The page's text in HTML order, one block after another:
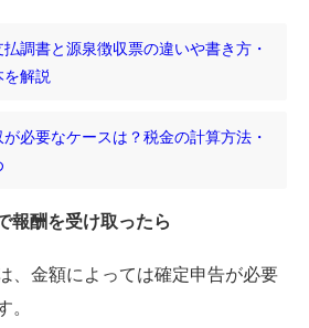
調書と源泉徴収票の違いや書き方・
解説
必要なケースは？税金の計算方法・
報酬を受け取ったら
、金額によっては確定申告が必要